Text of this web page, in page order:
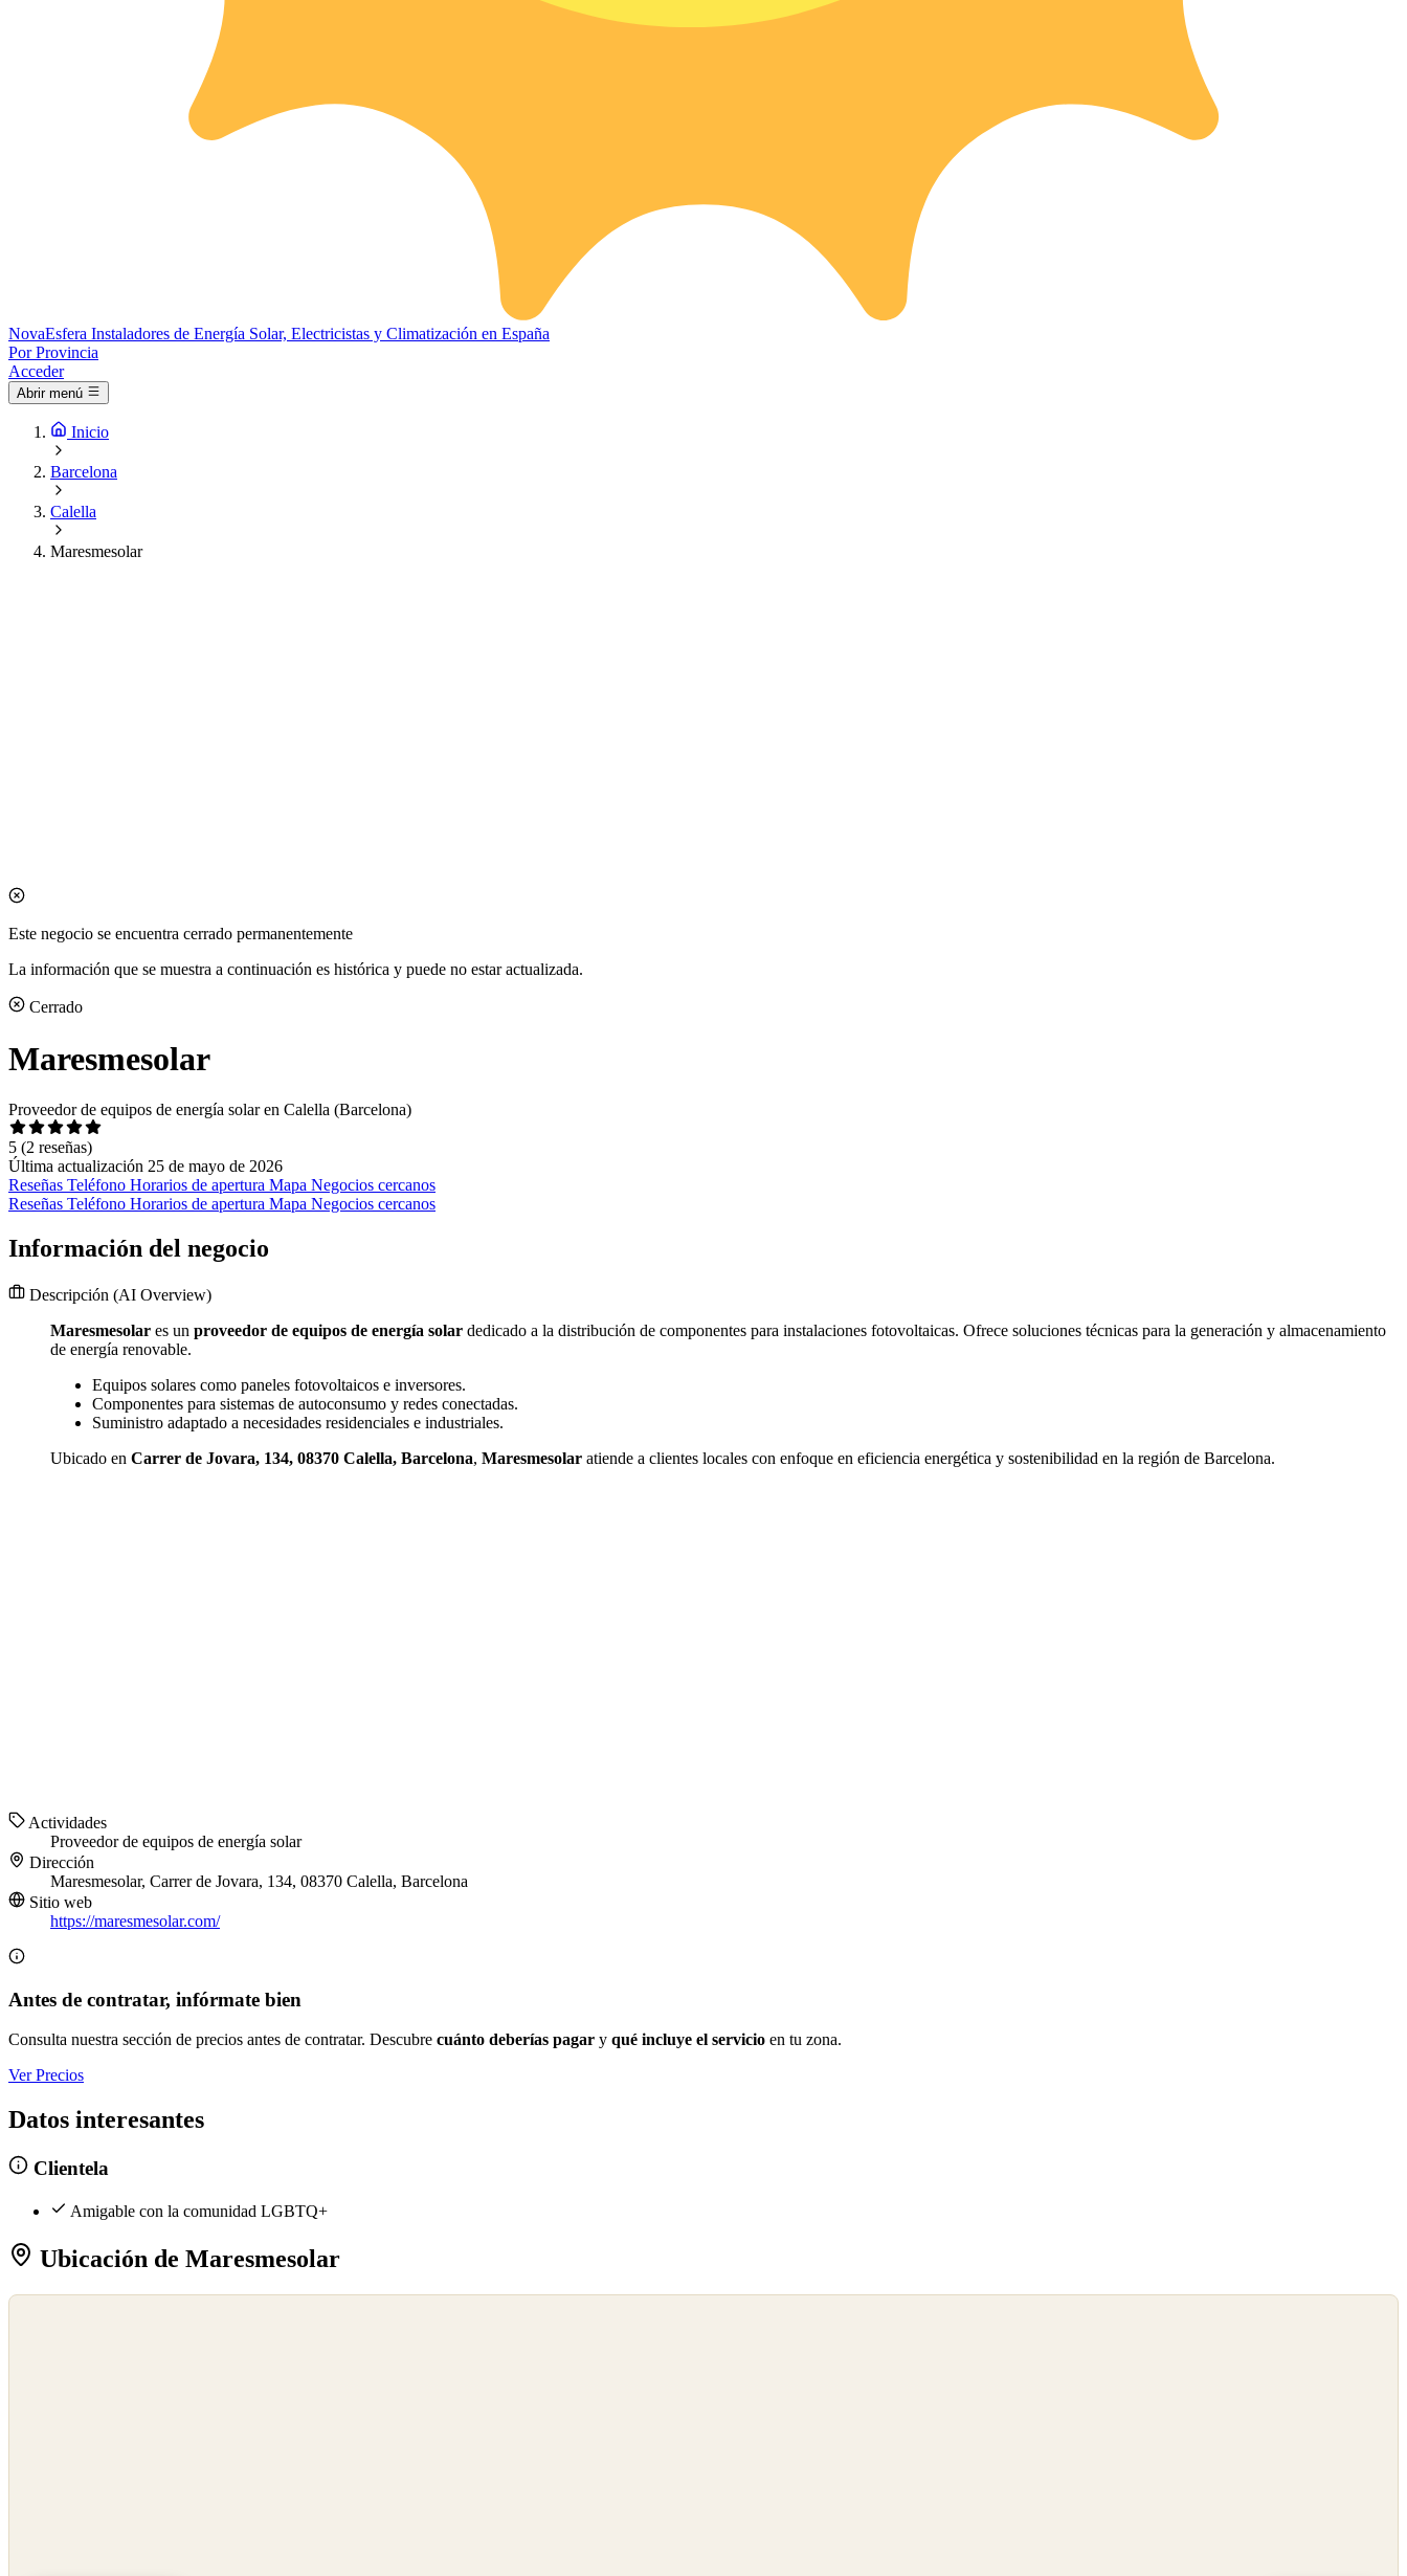
NovaEsfera Instaladores de Energía Solar, Electricistas y Climatización en España
Por Provincia
Acceder
Abrir menú
Inicio
Barcelona
Calella
Maresmesolar
Este negocio se encuentra cerrado permanentemente
La información que se muestra a continuación es histórica y puede no estar actualizada.
Cerrado
Maresmesolar
Proveedor de equipos de energía solar en Calella (Barcelona)
5 (2 reseñas)
Última actualización 25 de mayo de 2026
Reseñas Teléfono Horarios de apertura Mapa Negocios cercanos
Reseñas Teléfono Horarios de apertura Mapa Negocios cercanos
Información del negocio
Descripción (AI Overview)
Maresmesolar es un proveedor de equipos de energía solar dedicado a la distribución de componentes para instalaciones fotovoltaicas. Ofrece soluciones técnicas para la generación y almacenamiento
de energía renovable.
Equipos solares como paneles fotovoltaicos e inversores.
Componentes para sistemas de autoconsumo y redes conectadas.
Suministro adaptado a necesidades residenciales e industriales.
Ubicado en Carrer de Jovara, 134, 08370 Calella, Barcelona, Maresmesolar atiende a clientes locales con enfoque en eficiencia energética y sostenibilidad en la región de Barcelona.
Actividades
Proveedor de equipos de energía solar
Dirección
Maresmesolar, Carrer de Jovara, 134, 08370 Calella, Barcelona
Sitio web
https://maresmesolar.com/
Antes de contratar, infórmate bien
Consulta nuestra sección de precios antes de contratar. Descubre cuánto deberías pagar y qué incluye el servicio en tu zona.
Ver Precios
Datos interesantes
Clientela
Amigable con la comunidad LGBTQ+
Ubicación de Maresmesolar